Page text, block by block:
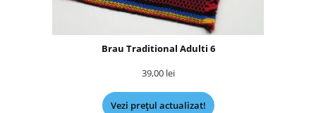
Brau Traditional Adulti 6
39,00 lei
Vezi prețul actualizat!